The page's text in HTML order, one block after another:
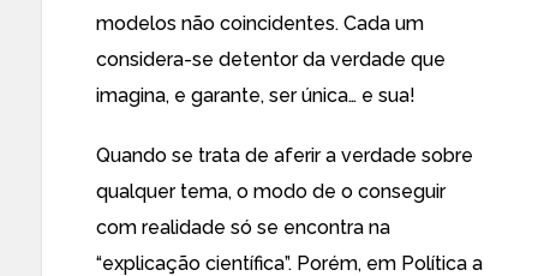
modelos não coincidentes. Cada um
considera-se detentor da verdade que
imagina, e garante, ser única… e sua!
Quando se trata de aferir a verdade sobre
qualquer tema, o modo de o conseguir
com realidade só se encontra na
“explicação científica”. Porém, em Política a